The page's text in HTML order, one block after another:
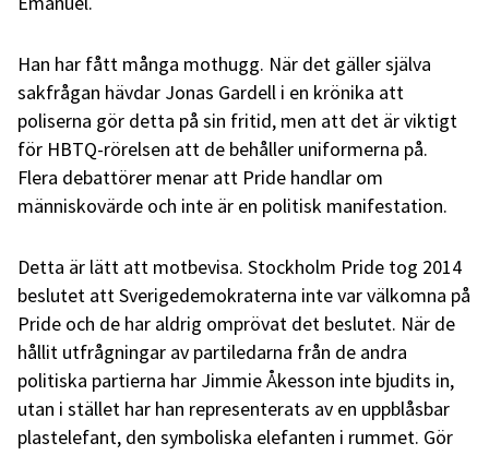
Han har fått många mothugg. När det gäller själva
sakfrågan hävdar Jonas Gardell i en krönika att
poliserna gör detta på sin fritid, men att det är viktigt
för HBTQ-rörelsen att de behåller uniformerna på.
Flera debattörer menar att Pride handlar om
människovärde och inte är en politisk manifestation.
Detta är lätt att motbevisa. Stockholm Pride tog 2014
beslutet att Sverigedemokraterna inte var välkomna på
Pride och de har aldrig omprövat det beslutet. När de
hållit utfrågningar av partiledarna från de andra
politiska partierna har Jimmie Åkesson inte bjudits in,
utan i stället har han representerats av en uppblåsbar
plastelefant, den symboliska elefanten i rummet. Gör